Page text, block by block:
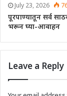
July 23, 2026
पूरपाण्यातून सर्व
भरून घ्या-आवाहन
Leave a Reply